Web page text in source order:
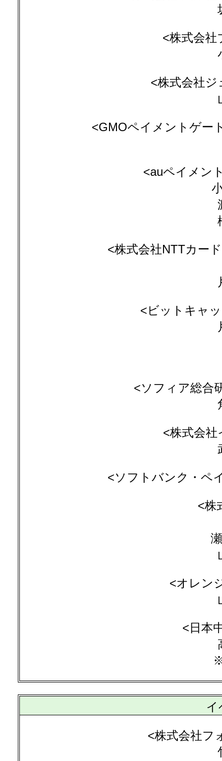
<株式会
<株式会社
<GMOペイメントゲー
<auペイメン
<株式会社NTTカー
<ビットキャ
<ソフィア総合
<株式会
<ソフトバンク・ペ
<株
<オレン
<日本
イ
<株式会社フ